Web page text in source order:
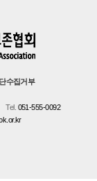
수집거부
Tel. 051-555-0092